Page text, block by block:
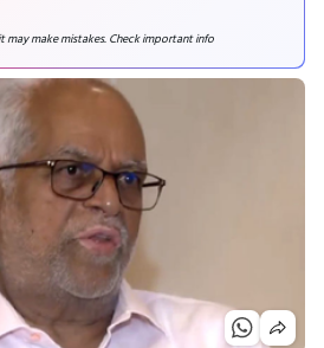
may make mistakes. Check important info